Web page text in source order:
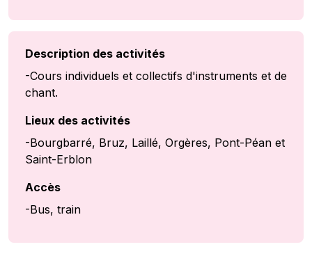
Description des activités
-Cours individuels et collectifs d'instruments et de
chant.
Lieux des activités
-Bourgbarré, Bruz, Laillé, Orgères, Pont-Péan et
Saint-Erblon
Accès
-Bus, train